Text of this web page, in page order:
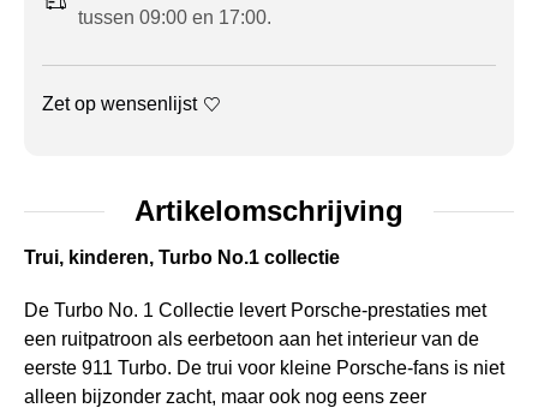
tussen 09:00 en 17:00.
Zet op wensenlijst
Artikelomschrijving
Trui, kinderen, Turbo No.1 collectie
De Turbo No. 1 Collectie levert Porsche-prestaties met
een ruitpatroon als eerbetoon aan het interieur van de
eerste 911 Turbo. De trui voor kleine Porsche-fans is niet
alleen bijzonder zacht, maar ook nog eens zeer